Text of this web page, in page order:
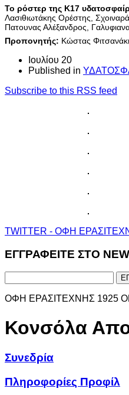
Το ρόστερ της Κ17
Λασιθιωτάκης Ορέστης,
Πατουνας Αλέξανδρος,
Προπονητής: Κώστας
Ιουλίου 20
Published in
Subscribe to this RSS feed
TWITTER - ΟΦΗ
ΕΓΓΡΑΦΕΙΤΕ ΣΤΟ
ΟΦΗ ΕΡΑΣΙΤΕΧΝΗΣ 1925
Κονσόλα
Συνεδρία
Πληροφορίες Προφίλ